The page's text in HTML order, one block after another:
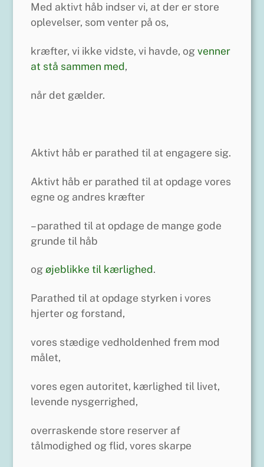
Med aktivt håb indser vi, at der er store
oplevelser, som venter på os,
kræfter, vi ikke vidste, vi havde, ogvenner
at stå sammen med,
når det gælder.
Aktivt håb er parathed til at engagere sig.
Aktivt håb er parathed til at opdage vores
egne og andres kræfter
– parathed til at opdage de mange gode
grunde til håb
ogøjeblikke til kærlighed.
Parathed til at opdage styrken i vores
hjerter og forstand,
vores stædige vedholdenhed frem mod
målet,
vores egen autoritet, kærlighed til livet,
levende nysgerrighed,
overraskende store reserver af
tålmodighed og flid, vores skarpe